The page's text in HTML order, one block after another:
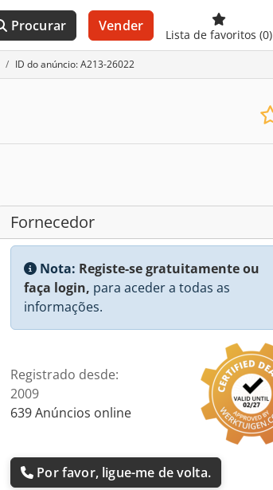
Procurar Vender
Lista de favoritos (0)
ID do anúncio: A213-26022
Fornecedor
Nota: Registe-se gratuitamente ou
faça login, para aceder a todas as
informações.
Registrado desde:
2009
639 Anúncios online
Por favor, ligue-me de volta.